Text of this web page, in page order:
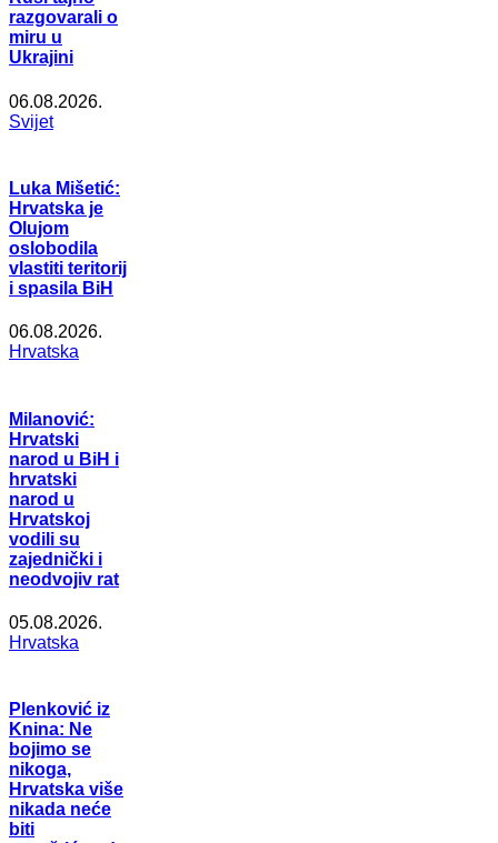
razgovarali o
miru u
Ukrajini
06.08.2026.
Svijet
Luka Mišetić:
Hrvatska je
Olujom
oslobodila
vlastiti teritorij
i spasila BiH
06.08.2026.
Hrvatska
Milanović:
Hrvatski
narod u BiH i
hrvatski
narod u
Hrvatskoj
vodili su
zajednički i
neodvojiv rat
05.08.2026.
Hrvatska
Plenković iz
Knina: Ne
bojimo se
nikoga,
Hrvatska više
nikada neće
biti